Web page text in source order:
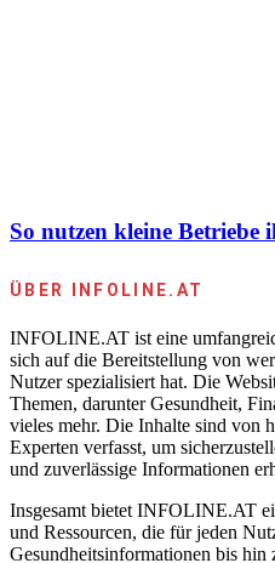
So nutzen kleine Betriebe
ÜBER INFOLINE.AT
INFOLINE.AT ist eine
sich auf die Bereitstellung von
Nutzer spezialisiert hat. Die
Themen, darunter Gesundheit,
vieles mehr. Die Inhalte sind von
Experten verfasst, um
und zuverlässige Informationen
Insgesamt bietet INFOLINE.AT
und Ressourcen, die für jeden
Gesundheitsinformationen bis hin